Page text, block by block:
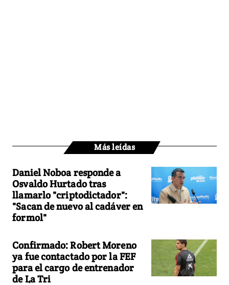
Más leídas
Daniel Noboa responde a
Osvaldo Hurtado tras
llamarlo "criptodictador":
"Sacan de nuevo al cadáver en
formol"
Confirmado: Robert Moreno
ya fue contactado por la FEF
para el cargo de entrenador
de La Tri